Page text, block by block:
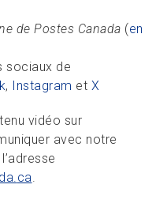
de Postes Canada (en
sociaux de
, Instagram et X
vidéo sur
avec notre
ca.